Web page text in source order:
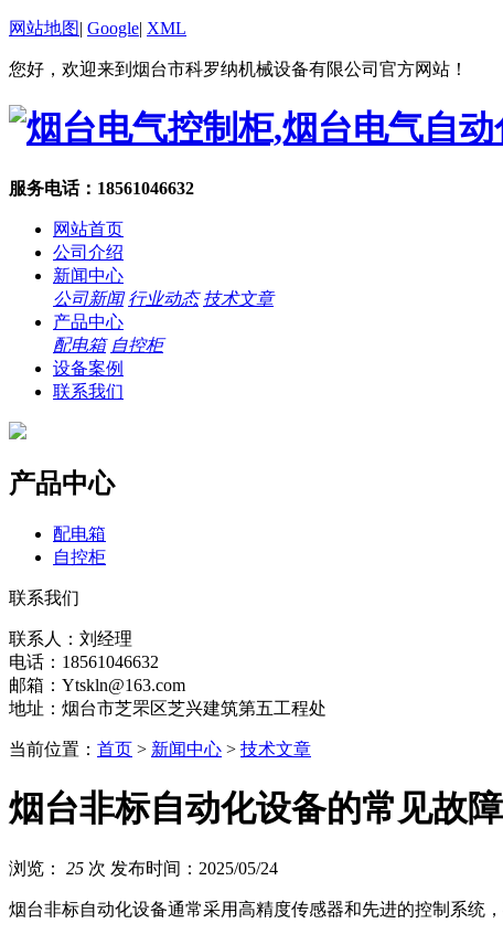
网站地图| Google| XML
您好，欢迎来到烟台市科罗纳机械设备有限公司官方网站！
服务电话：18561046632
网站首页
公司介绍
新闻中心
公司新闻 行业动态 技术文章
产品中心
配电箱 自控柜
设备案例
联系我们
产品中心
配电箱
自控柜
联系我们
联系人：刘经理
电话：18561046632
邮箱：Ytskln@163.com
地址：烟台市芝罘区芝兴建筑第五工程处
当前位置： 首页 > 新闻中心 > 技术文章
烟台非标自动化设备的常见故障
浏览： 25 次 发布时间：2025/05/24
烟台非标自动化设备通常采用高精度传感器和先进的控制系统